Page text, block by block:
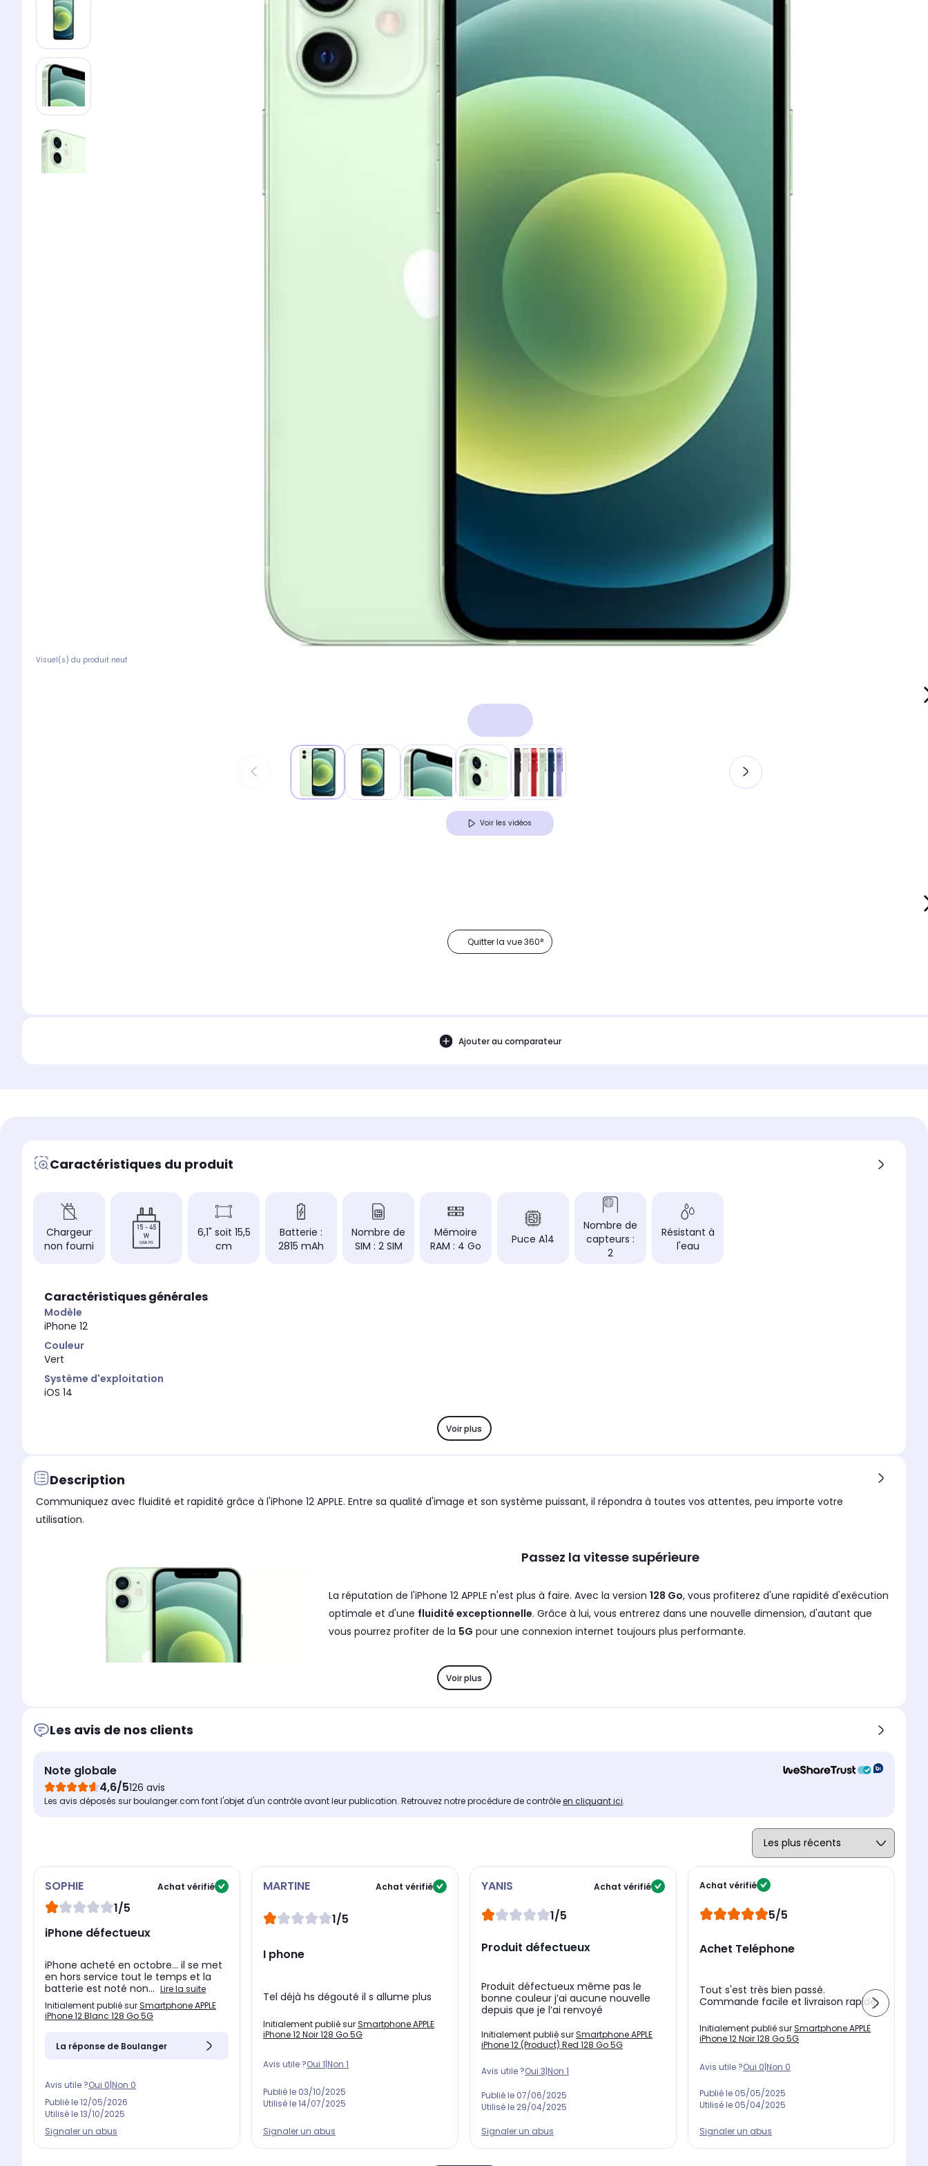
Visuel(s) du produit neuf
Voir les vidéos
Quitter la vue 360°
Ajouter au comparateur
Caractéristiques du produit
Chargeur
non fourni
6,1" soit 15,5
cm
Batterie :
2815 mAh
Nombre de
SIM : 2 SIM
Mémoire
RAM : 4 Go
Puce A14
Nombre de
capteurs :
2
Résistant à
l'eau
Caractéristiques générales
Modèle
iPhone 12
Couleur
Vert
Système d'exploitation
iOS 14
Voir plus
Description
Communiquez avec fluidité et rapidité grâce à l'iPhone 12 APPLE. Entre sa qualité d'image et son système puissant, il répondra à toutes vos attentes, peu importe votre
utilisation.
Passez la vitesse supérieure
La réputation de l'iPhone 12 APPLE n'est plus à faire. Avec la version 128 Go, vous profiterez d'une rapidité d'exécution
optimale et d'une fluidité exceptionnelle. Grâce à lui, vous entrerez dans une nouvelle dimension, d'autant que
vous pourrez profiter de la 5G pour une connexion internet toujours plus performante.
La puissance et l'efficacité de l'iPhone 12 APPLE reposent sur un élément novateur : la
Engine nouvelle génération permet à l'appareil d'aller encore plus loin en matière de performance. Vous profiterez
contenus. Cet
écran OLED sera parfait pour vos appels vidéo.
Les utilisateurs les plus créatifs se régaleront avec l'iPhone 12 APPLE, puisqu'il est équipé d'un objectif très précis
mode photo comme pour les vidéos, il s'appuiera sur un zoom optique arrière performant et sur un
. Notez que vous pourrez filmer des contenus fluides et détaillés même de nuit grâce
au Flash True Tone et à la mise au point continue.
Voir plus
Les avis de nos clients
Note globale
4,6/5126 avis
Les avis déposés sur boulanger.com font l'objet d'un contrôle avant leur publication. Retrouvez notre procédure de contrôleen cliquant ici.
SOPHIE Achat vérifié
1/5
iPhone défectueux
iPhone acheté en octobre… il se met
en hors service tout le temps et la
batterie est noté non... Lire la suite
Initialement publié surSmartphone APPLE
iPhone 12 Blanc 128 Go 5G
La réponse de Boulanger
Avis utile ?Oui 0|Non 0
Publié le12/05/2026
Utilisé le13/10/2025
Signaler un abus
MARTINE Achat vérifié
1/5
I phone
Tel déjà hs dégouté il s allume plus
Initialement publié surSmartphone APPLE
iPhone 12 Noir 128 Go 5G
Avis utile ?Oui 1|Non 1
Publié le 03/10/2025
Utilisé le14/07/2025
Signaler un abus
YANIS Achat vérifié
1/5
Produit défectueux
Produit défectueux même pas le
bonne couleur j’ai aucune nouvelle
depuis que je l’ai renvoyé
Initialement publié surSmartphone APPLE
iPhone 12 (Product) Red 128 Go 5G
Avis utile ?Oui 3|Non 1
Publié le 07/06/2025
Utilisé le 29/04/2025
Signaler un abus
Achat vérifié
5/5
Achet Teléphone
Tout s'est très bien passé.
Commande facile et livraison rapide.
Initialement publié surSmartphone APPLE
iPhone 12 Noir 128 Go 5G
Avis utile ?Oui 0|Non 0
Publié le 05/05/2025
Utilisé le 05/04/2025
Signaler un abus